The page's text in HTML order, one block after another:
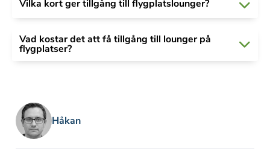
Vilka kort ger tillgång till flygplatslounger?
Vad kostar det att få tillgång till lounger på
flygplatser?
Håkan